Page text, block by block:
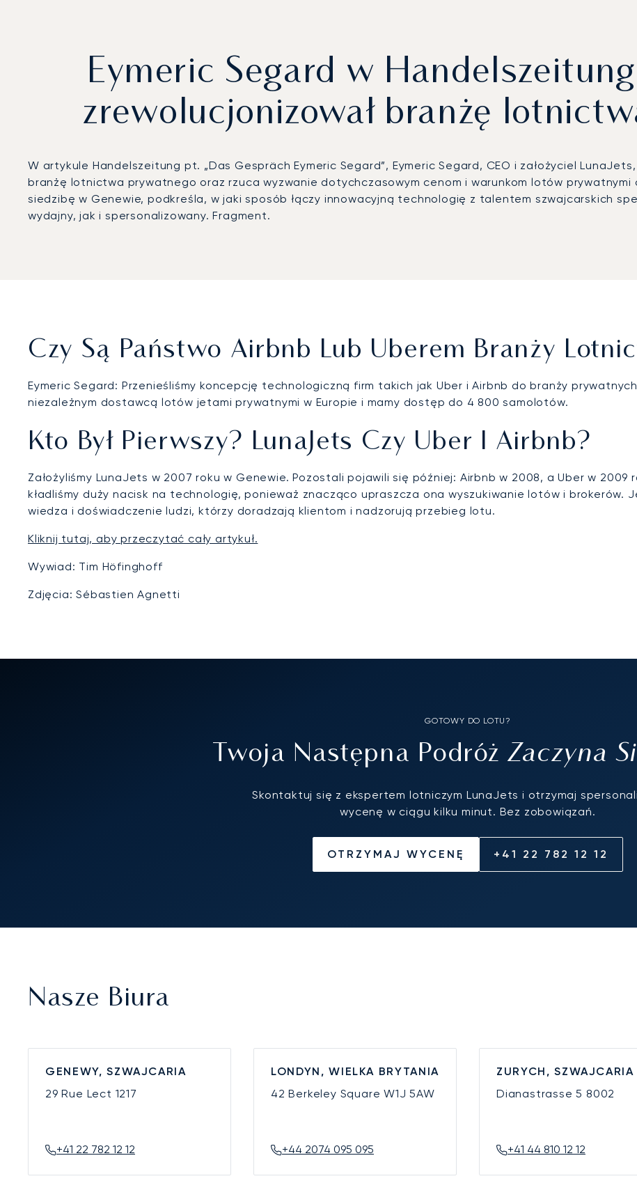
Eymeric Segard w
zrewolucjonizował branżę
W artykule Handelszeitung pt. „Das Gespräch Eymeric Segard”, Eymeric Segard, CEO i założyciel
branżę lotnictwa prywatnego oraz rzuca wyzwanie dotychczasowym cenom i warunkom lotów
siedzibę w Genewie, podkreśla, w jaki sposób łączy innowacyjną technologię z talentem szwajcarskich
wydajny, jak i spersonalizowany. Fragment.
Czy Są Państwo Airbnb Lub Uberem Branży
Eymeric Segard: Przenieśliśmy koncepcję technologiczną firm takich jak Uber i Airbnb do branży
niezależnym dostawcą lotów jetami prywatnymi w Europie i mamy dostęp do 4 800 samolotów.
Kto Był Pierwszy? LunaJets Czy Uber I Airbnb?
Założyliśmy LunaJets w 2007 roku w Genewie. Pozostali pojawili się później: Airbnb w 2008, a Uber w
kładliśmy duży nacisk na technologię, ponieważ znacząco upraszcza ona wyszukiwanie lotów i
wiedza i doświadczenie ludzi, którzy doradzają klientom i nadzorują przebieg lotu.
Kliknij tutaj, aby przeczytać cały artykuł.
Wywiad: Tim Höfinghoff
Zdjęcia: Sébastien Agnetti
GOTOWY DO LOTU?
Twoja Następna PodróżZaczyna
Skontaktuj się z ekspertem lotniczym LunaJets i otrzymaj
wycenę w ciągu kilku minut. Bez zobowiązań.
OTRZYMAJ WYCENĘ +41 22 782 12 12
Nasze Biura
GENEWY, SZWAJCARIA
29 Rue Lect 1217
+41 22 782 12 12
LONDYN, WIELKA BRYTANIA
42 Berkeley SquareW1J 5AW
+44 2074 095 095
ZURYCH, SZWAJCARIA
Dianastrasse 5 8002
+41 44 810 12 12